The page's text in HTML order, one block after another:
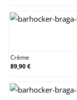
Crème
89,90 €